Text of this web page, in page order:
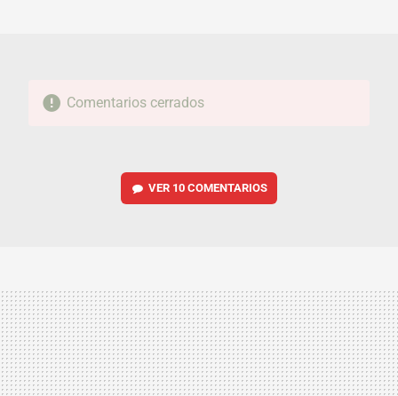
Comentarios cerrados
VER 10 COMENTARIOS